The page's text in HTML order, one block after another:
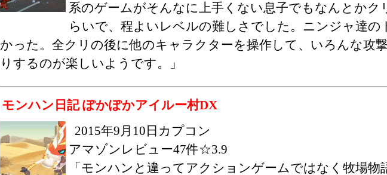
系のゲームがそんなに上手くない息子でもなんとかク
らいで、程よいレベルの難しさでした。ニンジャ達の
かった。全クリの後に他のキャラクターを操作して、いろんな攻
りするのが楽しいようです。」
モンハン日記 ぽかぽかアイルー村DX
2015年9月10日カプコン
アマゾンレビュー47件☆3.9
「モンハンと違ってアクションゲームではなく牧場物